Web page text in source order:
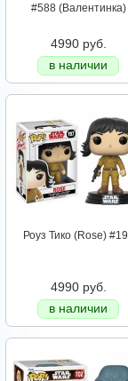
#588 (Валентинка)
4990 руб.
в наличии
Роуз Тико (Rose)
4990 руб.
в наличии